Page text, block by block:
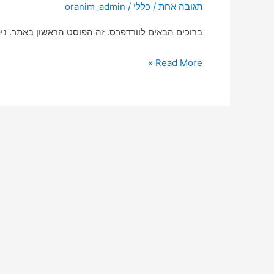
תגובה אחת / כללי /
oranim_admin
ברוכים הבאים לוורדפרס. זה הפוסט הראשון באתר.
Read More »